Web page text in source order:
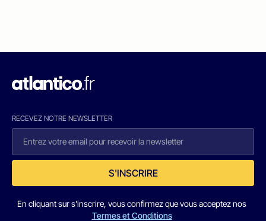
RECEVEZ NOTRE NEWSLETTER
S'INSCRIRE
En cliquant sur s'inscrire, vous confirmez que vous acceptez nos
Termes et Conditions